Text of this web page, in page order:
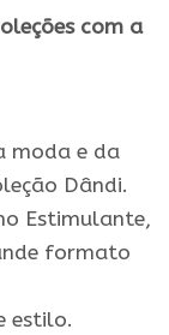
com a
moda e da
Dândi.
Estimulante,
formato
estilo.